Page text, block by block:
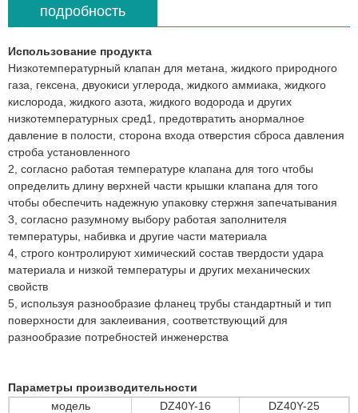
подробность
Использование продукта
Низкотемпературный клапан для метана, жидкого природного
газа, гексена, двуокиси углерода, жидкого аммиака, жидкого
кислорода, жидкого азота, жидкого водорода и других
низкотемпературных сред1, предотвратить анормалное
давление в полости, сторона входа отверстия сброса давления
строба установленного
2, согласно работая температуре клапана для того чтобы
определить длину верхней части крышки клапана для того
чтобы обеспечить надежную упаковку стержня запечатывания
3, согласно разумному выбору работая заполнителя
температуры, набивка и другие части материала
4, строго контролируют химический состав твердости удара
материала и низкой температуры и других механических
свойств
5, используя разнообразие фланец трубы стандартный и тип
поверхности для заклеивания, соответствующий для
разнообразие потребностей инженерства
Параметры производительности
модель
DZ40Y-16
DZ40Y-25